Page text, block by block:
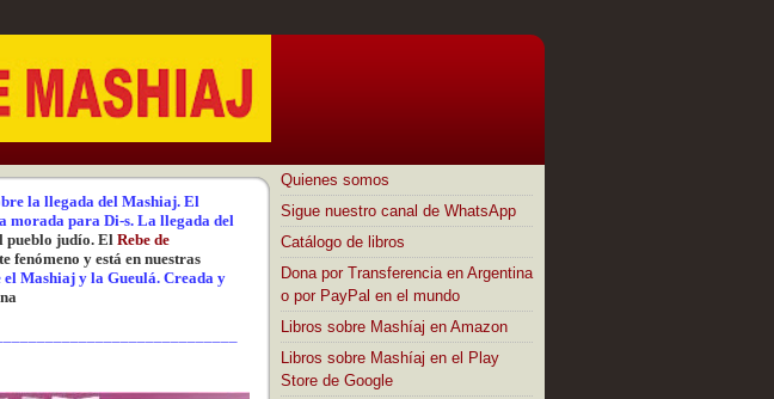
la llegada del Mashiaj. El
morada para Di-s. La llegada del
pueblo judío. El Rebe de
fenómeno y está en nuestras
el Mashiaj y la Gueulá. Creada y
Quienes somos
Sigue nuestro canal de WhatsApp
Catálogo de libros
Dona por Transferencia en Argentina
o por PayPal en el mundo
Libros sobre Mashíaj en Amazon
Libros sobre Mashíaj en el Play
Store de Google